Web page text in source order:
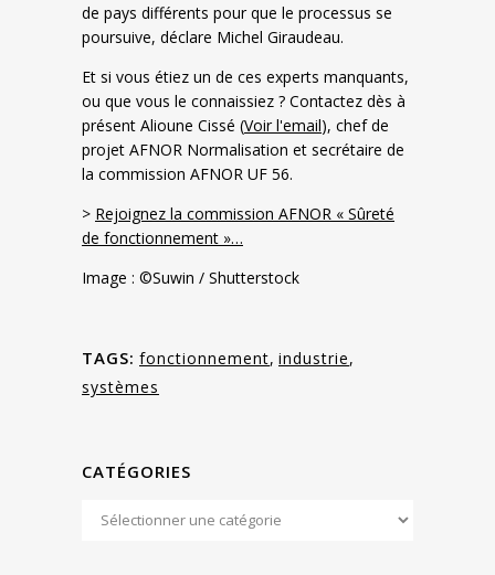
de pays différents pour que le processus se
poursuive, déclare Michel Giraudeau.
Et si vous étiez un de ces experts manquants,
ou que vous le connaissiez ? Contactez dès à
présent Alioune Cissé (Voir l'email), chef de
projet AFNOR Normalisation et secrétaire de
la commission AFNOR UF 56.
> Rejoignez la commission AFNOR « Sûreté
de fonctionnement »…
Image : ©Suwin / Shutterstock
TAGS: fonctionnement, industrie,
systèmes
CATÉGORIES